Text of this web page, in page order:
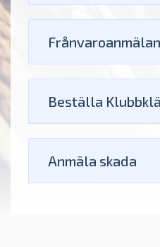
Frånvaroanmälan
Beställa
Anmäla skada